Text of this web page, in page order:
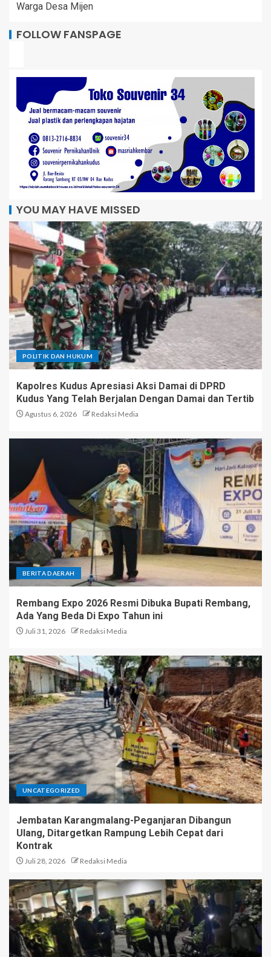
Warga Desa Mijen
FOLLOW FANSPAGE
YOU MAY HAVE MISSED
POLITIK DAN HUKUM
Kapolres Kudus Apresiasi Aksi Damai di DPRD
Kudus Yang Telah Berjalan Dengan Damai dan Tertib
Agustus 6, 2026 Redaksi Media
BERITA DAERAH
Rembang Expo 2026 Resmi Dibuka Bupati Rembang,
Ada Yang Beda Di Expo Tahun ini
Juli 31, 2026 Redaksi Media
UNCATEGORIZED
Jembatan Karangmalang-Peganjaran Dibangun
Ulang, Ditargetkan Rampung Lebih Cepat dari
Kontrak
Juli 28, 2026 Redaksi Media